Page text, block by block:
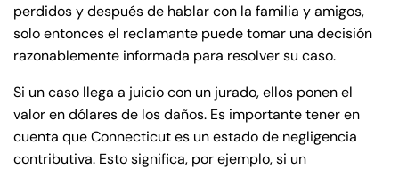
perdidos y después de hablar con la familia y amigos,
solo entonces el reclamante puede tomar una decisión
razonablemente informada para resolver su caso.
Si un caso llega a juicio con un jurado, ellos ponen el
valor en dólares de los daños. Es importante tener en
cuenta que Connecticut es un estado de negligencia
contributiva. Esto significa, por ejemplo, si un
Friday
8:30 AM – 5:00
PM
Saturday
Closed
Sunday
Closed
Friday
8:30 AM – 5:00
PM
Saturday
Closed
Sunday
Closed